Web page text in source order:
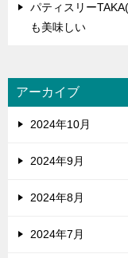
パティスリー
も美味しい
アーカイブ
2024年10月
2024年9月
2024年8月
2024年7月